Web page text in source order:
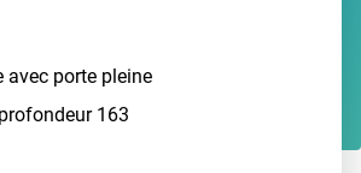
avec porte pleine
163